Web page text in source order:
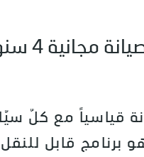
خدمة مجانية 5
قياسياً مع كلّ
برنامج قابل